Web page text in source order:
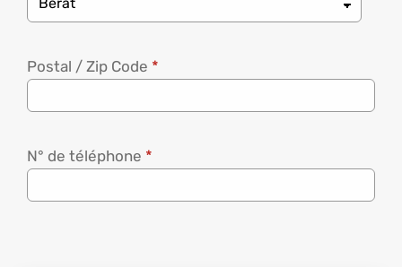
Postal / Zip Code *
N° de téléphone *